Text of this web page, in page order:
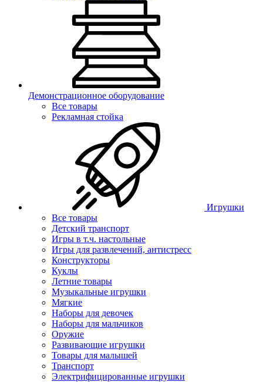
Демонстрационное оборудование
Все товары
Рекламная стойка
Игрушки
Все товары
Детский транспорт
Игры в т.ч. настольные
Игры для развлечений, антистресс
Конструкторы
Куклы
Летние товары
Музыкальные игрушки
Мягкие
Наборы для девочек
Наборы для мальчиков
Оружие
Развивающие игрушки
Товары для малышей
Транспорт
Электрифицированные игрушки